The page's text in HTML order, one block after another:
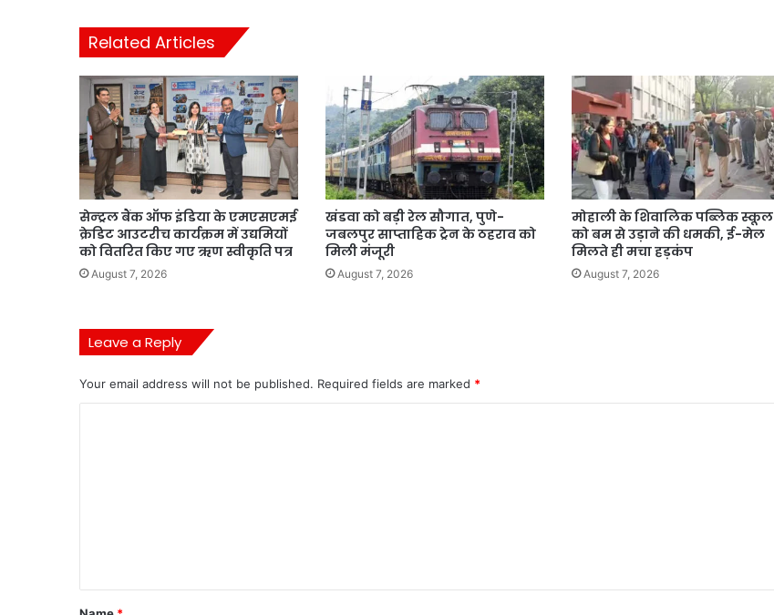
Related Articles
सेन्ट्रल बैंक ऑफ इंडिया के एमएसएमई
क्रेडिट आउटरीच कार्यक्रम में उद्यमियों
को वितरित किए गए ऋण स्वीकृति पत्र
August 7, 2026
खंडवा को बड़ी रेल सौगात, पुणे-
जबलपुर साप्ताहिक ट्रेन के ठहराव को
मिली मंजूरी
August 7, 2026
मोहाली के शिवालिक पब्लिक स्कूल
को बम से उड़ाने की धमकी, ई-मेल
मिलते ही मचा हड़कंप
August 7, 2026
Leave a Reply
Your email address will not be published. Required fields are marked *
*